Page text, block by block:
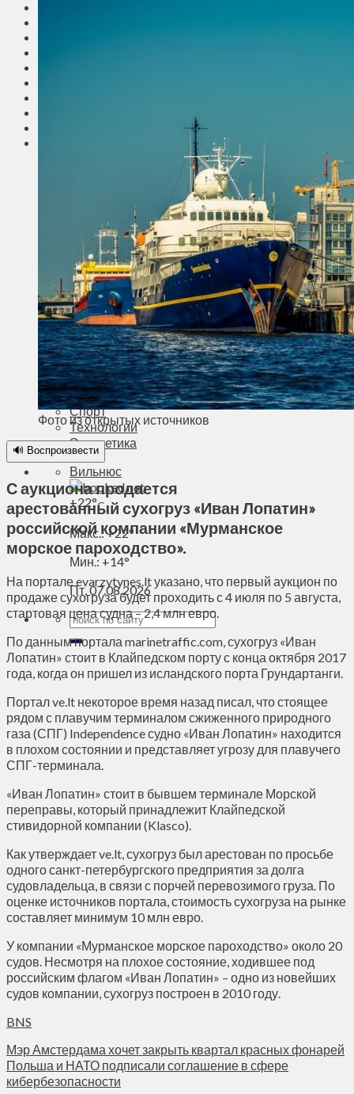
Образование
Здравоохранение
Экология
Происшествия
Приграничье
Деньги
Визиты
Выборы
Агроновости
Едим дома
Ищу семью
Духовное пространство
Спорт
Технологии
Энергетика
Вильнюс
+22°C
Макс.:+22°
Мин.: +14°
Пт, 07.08.2026
Фото из открытых источников
🔊 Воспроизвести
С аукциона продается
арестованный сухогруз «Иван Лопатин»
российской компании «Мурманское
морское пароходство».
На портале evarzytynes.lt указано, что первый аукцион по
продаже сухогруза будет проходить с 4 июля по 5 августа,
стартовая цена судна – 2,4 млн евро.
По данным портала marinetraffic.com, сухогруз «Иван
Лопатин» стоит в Клайпедском порту с конца октября 2017
года, когда он пришел из исландского порта Грундартанги.
Портал ve.lt некоторое время назад писал, что стоящее
рядом с плавучим терминалом сжиженного природного
газа (СПГ) Independence судно «Иван Лопатин» находится
в плохом состоянии и представляет угрозу для плавучего
СПГ-терминала.
«Иван Лопатин» стоит в бывшем терминале Морской
переправы, который принадлежит Клайпедской
стивидорной компании (Klasco).
Как утверждает ve.lt, сухогруз был арестован по просьбе
одного санкт-петербургского предприятия за долга
судовладельца, в связи с порчей перевозимого груза. По
оценке источников портала, стоимость сухогруза на рынке
составляет минимум 10 млн евро.
У компании «Мурманское морское пароходство» около 20
судов. Несмотря на плохое состояние, ходившее под
российским флагом «Иван Лопатин» – одно из новейших
судов компании, сухогруз построен в 2010 году.
BNS
Мэр Амстердама хочет закрыть квартал красных фонарей
Польша и НАТО подписали соглашение в сфере
кибербезопасности